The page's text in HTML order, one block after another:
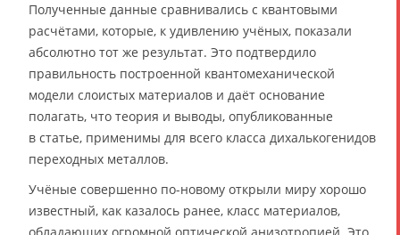
Полученные данные сравнивались с квантовыми
расчётами, которые, к удивлению учёных, показали
абсолютно тот же результат. Это подтвердило
правильность построенной квантомеханической
модели слоистых материалов и даёт основание
полагать, что теория и выводы, опубликованные
в статье, применимы для всего класса дихалькогенидов
переходных металлов.
Учёные совершенно по-новому открыли миру хорошо
известный, как казалось ранее, класс материалов,